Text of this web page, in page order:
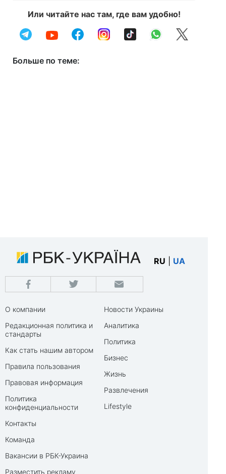
Или читайте нас там, где вам удобно!
Больше по теме:
RU UA
О компании
Редакционная политика и
стандарты
Как стать нашим автором
Правила пользования
Правовая информация
Политика
конфиденциальности
Контакты
Команда
Вакансии в РБК-Украина
Разместить рекламу
Новости Украины
Аналитика
Политика
Бизнес
Жизнь
Развлечения
Lifestyle